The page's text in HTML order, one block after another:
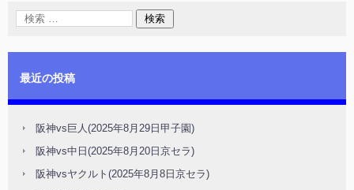
最近の投稿
阪神vs巨人(2025年8月29日甲子園)
阪神vs中日(2025年8月20日京セラ)
阪神vsヤクルト(2025年8月8日京セラ)